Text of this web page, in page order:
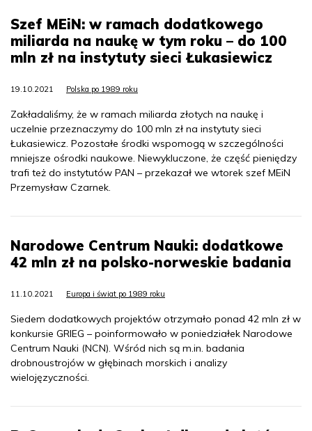
Szef MEiN: w ramach dodatkowego
miliarda na naukę w tym roku – do 100
mln zł na instytuty sieci Łukasiewicz
19.10.2021 Polska po 1989 roku
Zakładaliśmy, że w ramach miliarda złotych na naukę i
uczelnie przeznaczymy do 100 mln zł na instytuty sieci
Łukasiewicz. Pozostałe środki wspomogą w szczególności
mniejsze ośrodki naukowe. Niewykluczone, że część pieniędzy
trafi też do instytutów PAN – przekazał we wtorek szef MEiN
Przemysław Czarnek.
Narodowe Centrum Nauki: dodatkowe
42 mln zł na polsko-norweskie badania
11.10.2021 Europa i świat po 1989 roku
Siedem dodatkowych projektów otrzymało ponad 42 mln zł w
konkursie GRIEG – poinformowało w poniedziałek Narodowe
Centrum Nauki (NCN). Wśród nich są m.in. badania
drobnoustrojów w głębinach morskich i analizy
wielojęzyczności.